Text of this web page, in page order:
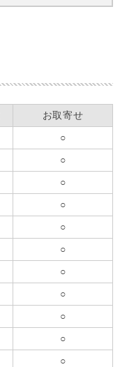
お取寄せ
○
○
○
○
○
○
○
○
○
○
○